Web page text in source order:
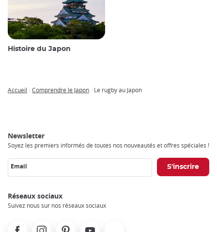
Histoire du Japon
Accueil Comprendre le Japon Le rugby au Japon
Newsletter
Soyez les premiers informés de toutes nos nouveautés et offres spéciales !
Email
Réseaux sociaux
Suivez nous sur nos réseaux sociaux
FacebookInstagramPinterest Youtube